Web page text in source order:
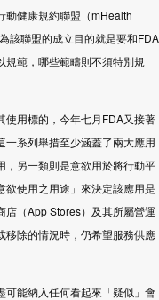
動健康規約聯盟（mHealth
該聯盟的成立目的就是要和FDA
範，哪些範疇則不須特別規
使用標的，今年七月FDA又接著
系列舉措至少涵蓋了兩大應用
，另一類則是意欲用於將行動平
欲使用之用途」來決定該應用是
店（App Stores）及其所屬營運
移除的情況時，仍希望服務供應
能納入任何看起來「疑似」會